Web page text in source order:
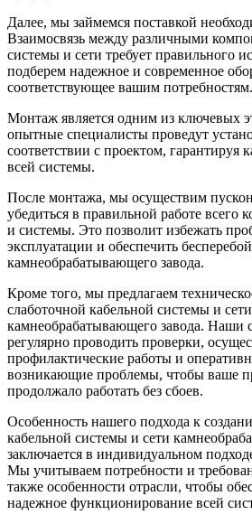
Далее, мы займемся поставкой
Взаимосвязь между различными
системы и сети требует правильного
подберем надежное и современное
соответствующее вашим потребностям.
Монтаж является одним из ключевых
опытные специалисты проведут
соответствии с проектом, гарантируя
всей системы.
После монтажа, мы осуществим
убедиться в правильной работе всего
и системы. Это позволит избежать
эксплуатации и обеспечить
камнеобрабатывающего завода.
Кроме того, мы предлагаем
слаботочной кабельной системы и сети
камнеобрабатывающего завода. Наши
регулярно проводить проверки,
профилактические работы и
возникающие проблемы, чтобы ваше
продолжало работать без сбоев.
Особенность нашего подхода к
кабельной системы и сети
заключается в индивидуальном
Мы учитываем потребности и
также особенности отрасли, чтобы
надежное функционирование всей